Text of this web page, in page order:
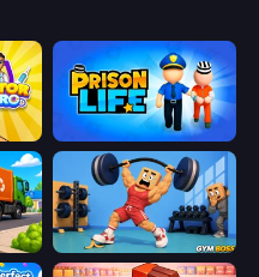
Prison Life
Gym Boss